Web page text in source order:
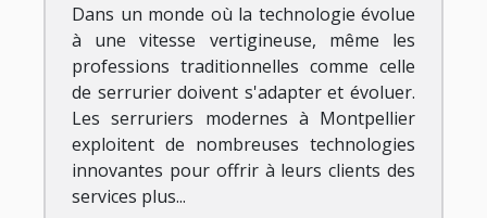
Dans un monde où la technologie évolue
à une vitesse vertigineuse, même les
professions traditionnelles comme celle
de serrurier doivent s'adapter et évoluer.
Les serruriers modernes à Montpellier
exploitent de nombreuses technologies
innovantes pour offrir à leurs clients des
services plus...